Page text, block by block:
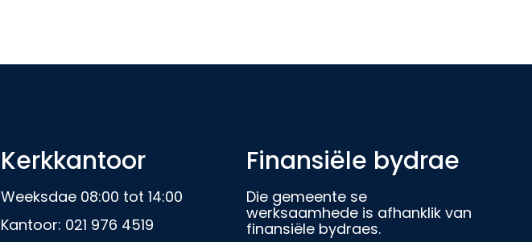
Kerkkantoor
Weeksdae 08:00 tot 14:00
Kantoor: 021 976 4519
Finansiële bydrae
Die gemeente se
werksaamhede is afhanklik van
finansiële bydraes.